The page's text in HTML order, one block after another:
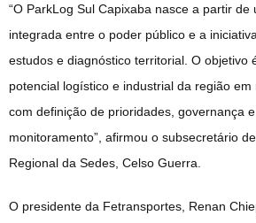
“O ParkLog Sul Capixaba nasce a partir de
integrada entre o poder público e a
estudos e diagnóstico territorial. O objetivo
potencial logístico e industrial da região em
com definição de prioridades, governança
monitoramento”, afirmou o subsecretário
Regional da Sedes, Celso Guerra.
O presidente da Fetransportes, Renan